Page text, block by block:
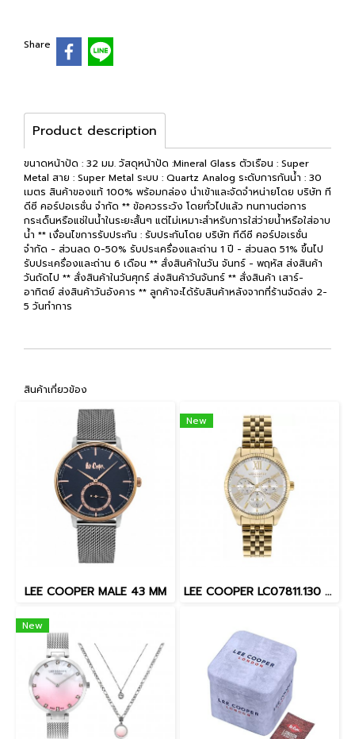
Share
Product description
ขนาดหน้าปัด : 32 มม. วัสดุหน้าปัด :Mineral Glass ตัวเรือน : Super
Metal สาย : Super Metal ระบบ : Quartz Analog ระดับการกันน้ำ : 30
เมตร สินค้าของแท้ 100% พร้อมกล่อง นำเข้าและจัดจำหน่ายโดย บริษัท ที
ดีซี คอร์ปอเรชั่น จำกัด ** ข้อควรระวัง โดยทั่วไปแล้ว ทนทานต่อการ
กระเด็นหรือแช่ในน้ำในระยะสั้นๆ แต่ไม่เหมาะสำหรับการใส่ว่ายน้ำหรือใส่อาบ
น้ำ ** เงื่อนไขการรับประกัน : รับประกันโดย บริษัท ทีดีซี คอร์ปอเรชั่น
จำกัด - ส่วนลด 0-50% รับประเครื่องและถ่าน 1 ปี - ส่วนลด 51% ขึ้นไป
รับประเครื่องและถ่าน 6 เดือน ** สั่งสินค้าในวัน จันทร์ - พฤหัส ส่งสินค้า
วันถัดไป ** สั่งสินค้าในวันศุกร์ ส่งสินค้าวันจันทร์ ** สั่งสินค้า เสาร์-
อาทิตย์ ส่งสินค้าวันอังคาร ** ลูกค้าจะได้รับสินค้าหลังจากที่ร้านจัดส่ง 2-
5 วันทำการ
สินค้าเกี่ยวข้อง
LEE COOPER MALE 43 MM
New
LEE COOPER LC07811.130 LC07811.130 37 MM. นาฬิกาข้อมือผู้หญิง สี Gold
New